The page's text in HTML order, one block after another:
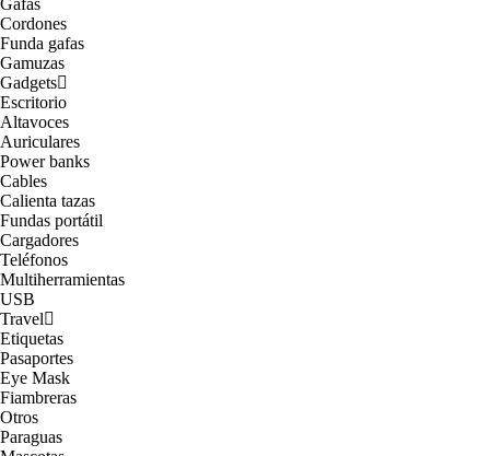
Gafas
Cordones
Funda gafas
Gamuzas
Gadgets
Escritorio
Altavoces
Auriculares
Power banks
Cables
Calienta tazas
Fundas portátil
Cargadores
Teléfonos
Multiherramientas
USB
Travel
Etiquetas
Pasaportes
Eye Mask
Fiambreras
Otros
Paraguas